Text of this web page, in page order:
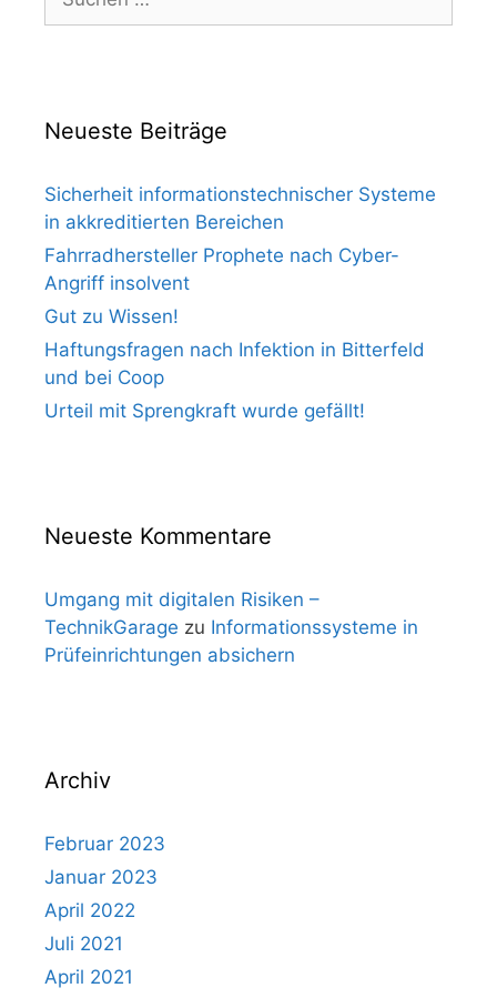
nach:
Neueste Beiträge
Sicherheit informationstechnischer Systeme
in akkreditierten Bereichen
Fahrradhersteller Prophete nach Cyber-
Angriff insolvent
Gut zu Wissen!
Haftungsfragen nach Infektion in Bitterfeld
und bei Coop
Urteil mit Sprengkraft wurde gefällt!
Neueste Kommentare
Umgang mit digitalen Risiken –
TechnikGarage zu Informationssysteme in
Prüfeinrichtungen absichern
Archiv
Februar 2023
Januar 2023
April 2022
Juli 2021
April 2021